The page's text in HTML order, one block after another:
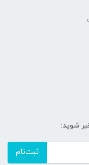
شوید:
ثبت‌نام